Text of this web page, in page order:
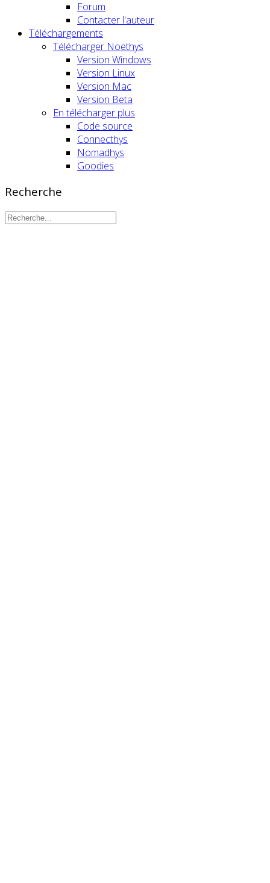
Forum
Contacter l'auteur
Téléchargements
Télécharger Noethys
Version Windows
Version Linux
Version Mac
Version Beta
En télécharger plus
Code source
Connecthys
Nomadhys
Goodies
Recherche